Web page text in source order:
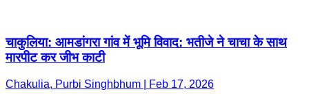
चाकुलिया: आमडांगरा गांव में भूमि विवाद: भतीजे ने चाचा के साथ
मारपीट कर जीभ काटी
Chakulia, Purbi Singhbhum | Feb 17, 2026